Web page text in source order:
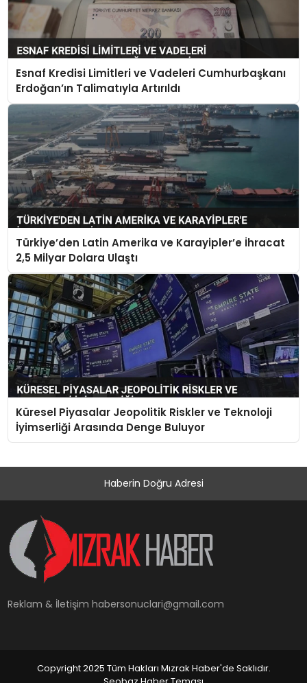
Esnaf Kredisi Limitleri ve Vadeleri Cumhurbaşkanı
Erdoğan’ın Talimatıyla Artırıldı
Türkiye’den Latin Amerika ve Karayipler’e İhracat
2,5 Milyar Dolara Ulaştı
Küresel Piyasalar Jeopolitik Riskler ve Teknoloji
İyimserliği Arasında Denge Buluyor
Haberin Doğru Adresi
Reklam & İletişimhabersonuclari@gmail.com
Copyright 2025 Tüm Hakları Mızrak Haber'de Saklıdır.